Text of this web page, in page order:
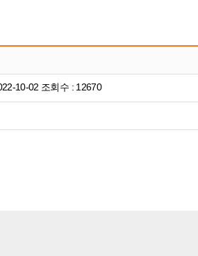
10-02 조회수 : 12670